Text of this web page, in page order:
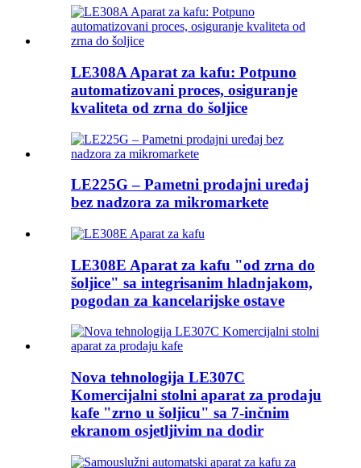
LE308A Aparat za kafu: Potpuno
automatizovani proces, osiguranje
kvaliteta od zrna do šoljice
LE225G – Pametni prodajni uređaj
bez nadzora za mikromarkete
LE308E Aparat za kafu "od zrna do
šoljice" sa integrisanim hladnjakom,
pogodan za kancelarijske ostave
Nova tehnologija LE307C
Komercijalni stolni aparat za prodaju
kafe "zrno u šoljicu" sa 7-inčnim
ekranom osjetljivim na dodir